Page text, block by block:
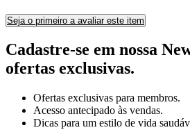
Seja o primeiro a avaliar este item
Cadastre-se em nossa
ofertas exclusivas.
Ofertas exclusivas para membros.
Acesso antecipado às vendas.
Dicas para um estilo de vida